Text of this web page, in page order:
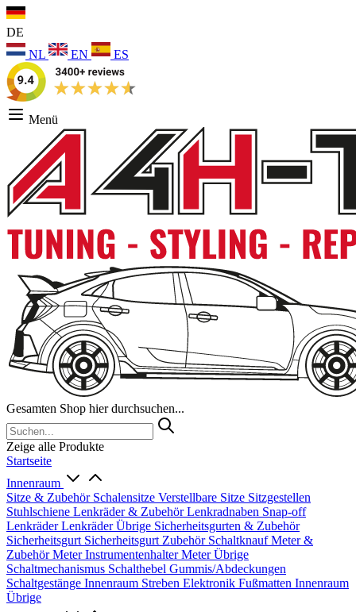
DE
NL
EN ES
Menü
Gesamten Shop hier durchsuchen...
Zeige alle Produkte
Startseite
Innenraum
Sitze & Zubehör Schalensitze Verstellbare Sitze Sitzgestellen
Stuhlschiene Lenkräder & ZubehörLenkradnaben Snap-off
LenkräderLenkräder Übrige Sicherheitsgurten & Zubehör
Sicherheitsgurt Sicherheitsgurt Zubehör SchaltknaufMeter &
ZubehörMeterInstrumentenhalterMeter Übrige
Schaltmechanismus Schalthebel Gummis/Abdeckungen
Schaltgestänge Innenraum Streben Elektronik Fußmatten Innenraum
Übrige